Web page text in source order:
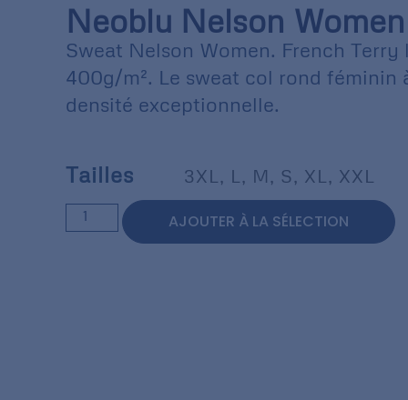
Neoblu Nelson Women
Sweat Nelson Women. French Terry
400g/m². Le sweat col rond féminin
densité exceptionnelle.
Tailles 3XL , L , M , S , XL , XXL
AJOUTER À LA SÉLECTION